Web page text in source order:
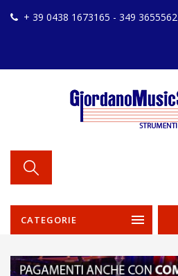
+ 39 0438 1673165 - 349 3655562
CATEGORIE